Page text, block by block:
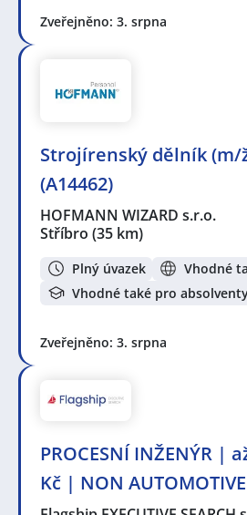
Zveřejněno: 3. srpna
Strojírenský dělník (m/
(A14462)
HOFMANN WIZARD s.r.o.
Stříbro (35 km)
Plný úvazek
Vhodné
Vhodné také pro
Zveřejněno: 3. srpna
PROCESNÍ INŽENÝR |
Kč | NON AUTOMOTIVE